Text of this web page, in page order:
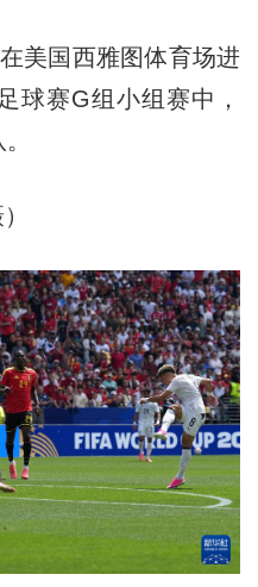
国西雅图体育场进
球赛G组小组赛中，